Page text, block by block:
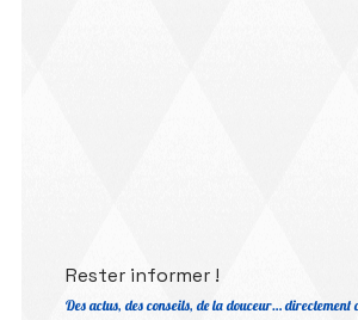
Rester informer !
Des actus, des conseils, de la douceur… directement